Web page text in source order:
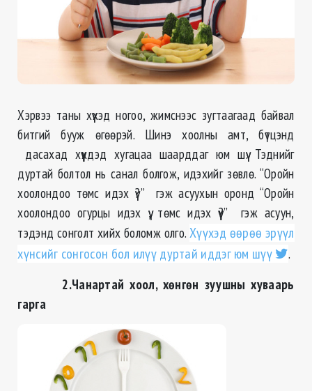
Хэрвээ таны хүүхэд ногоо, жимснээс зугтаагаад байвал
битгий бууж өгөөрэй. Шинэ хоолны амт, бүтцэнд
дасахад хүүхдэд хугацаа шаарддаг юм шүү. Тэднийг
дуртай болтол нь санал болгож, идэхийг зөвлө. “Оройн
хоолондоо төмс идэх үү?” гэж асуухын оронд “Оройн
хоолондоо огурцы идэх үү, төмс идэх үү?” гэж асуун,
тэдэнд сонголт хийх боломж олго.Хүүхэд өөрөө эрүүл
хүнсийг сонгосон бол илүү дуртай иддэг юм шүү
.
2.Чанартай хоол, хөнгөн зуушны хуваарь
гарга